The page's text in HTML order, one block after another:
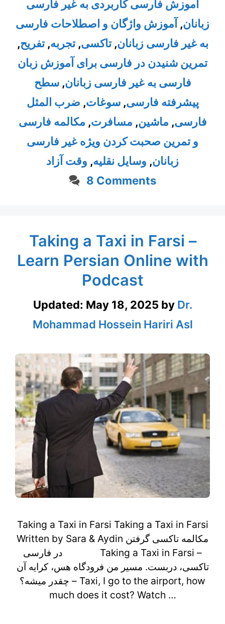
آموزش فارسی کاربردی به غیر فارسی
زبانان, آموزش واژگان و اصطلاحات فارسی
به غیر فارسی زبانان,تاکسی,تجربه,تفریح,
تمرین شنیدن در فارسی برای آموزش زبان
فارسی به غیر فارسی زبانان,سطح
پیشرفته فارسی,سوغات, ضرب المثل
فارسی, ماشین, مسافرت, مکالمه فارسی
و تمرین صحبت کردن ویژه غیر فارسی
زبانان, وسایل نقلیه, وقت آزاد
8 Comments
Taking a Taxi in Farsi –
Learn Persian Online with
Podcast
Updated: May 18, 2025 by Dr.
Mohammad Hossein Hariri Asl
Taking a Taxi in Farsi Taking a Taxi in Farsi
Written by Sara & Aydin مکالمه تاکسی گرفتن
در فارسی Taking a Taxi in Farsi –
تاکسی، دربست. مسیر من فرودگاه هس، کرایه آن
چقدر میشه؟ – Taxi, I go to the airport, how
much does it cost? Watch …